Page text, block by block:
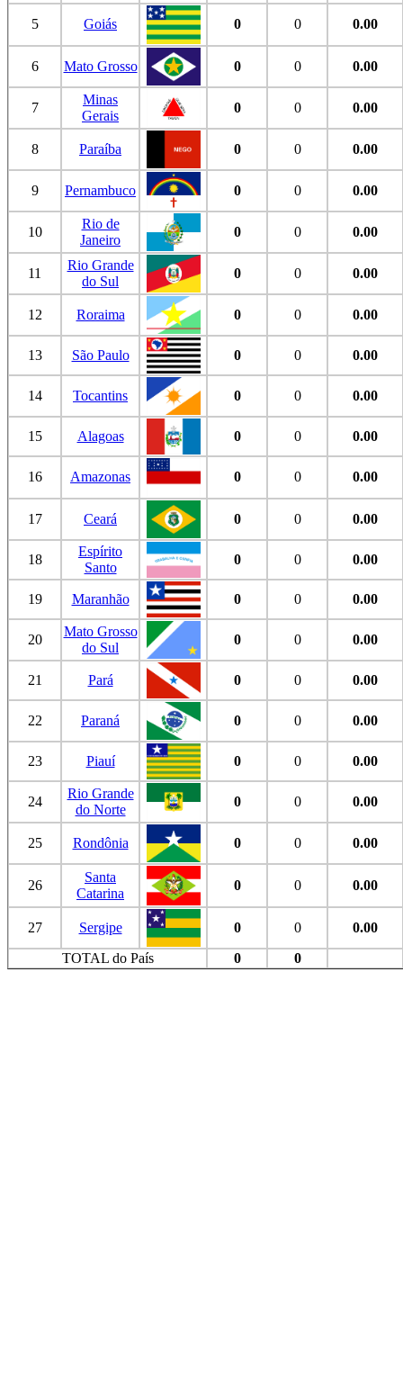
5 Goiás 0 0 0.00
6 Mato Grosso 0 0 0.00
7
Minas
Gerais
0 0 0.00
8 Paraíba 0 0 0.00
9 Pernambuco 0 0 0.00
10
Rio de
Janeiro
0 0 0.00
11
Rio Grande
do Sul
0 0 0.00
12 Roraima 0 0 0.00
13 São Paulo 0 0 0.00
14 Tocantins 0 0 0.00
15 Alagoas 0 0 0.00
16 Amazonas 0 0 0.00
17 Ceará 0 0 0.00
18
Espírito
Santo
0 0 0.00
19 Maranhão 0 0 0.00
20
Mato Grosso
do Sul
0 0 0.00
21 Pará 0 0 0.00
22 Paraná 0 0 0.00
23 Piauí 0 0 0.00
24
Rio Grande
do Norte
0 0 0.00
25 Rondônia 0 0 0.00
26
Santa
Catarina
0 0 0.00
27 Sergipe 0 0
0.00
TOTAL do País
0 0